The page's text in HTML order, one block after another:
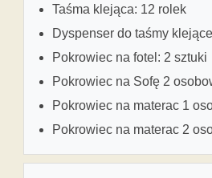
Taśma klejąca: 12 rolek
Dyspenser do taśmy
Pokrowiec na fotel: 2 sztuki
Pokrowiec na Sofę 2
Pokrowiec na materac 1
Pokrowiec na materac 2